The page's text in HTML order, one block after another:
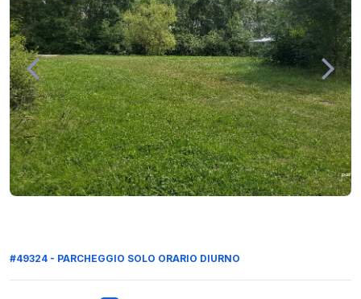
#49324 - PARCHEGGIO SOLO ORARIO DIURNO